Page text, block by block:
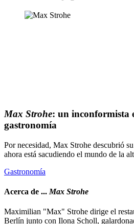
Max Strohe: un inconformista
gastronomía
Por necesidad, Max Strohe descubrió
ahora está sacudiendo el mundo de la
Gastronomía
Acerca de ... Max Strohe
Maximilian "Max" Strohe dirige el
Berlín junto con Ilona Scholl,